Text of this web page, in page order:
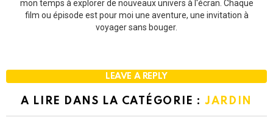
mon temps à explorer de nouveaux univers à l'écran. Chaque
film ou épisode est pour moi une aventure, une invitation à
voyager sans bouger.
LEAVE A REPLY
A LIRE DANS LA CATÉGORIE :JARDIN